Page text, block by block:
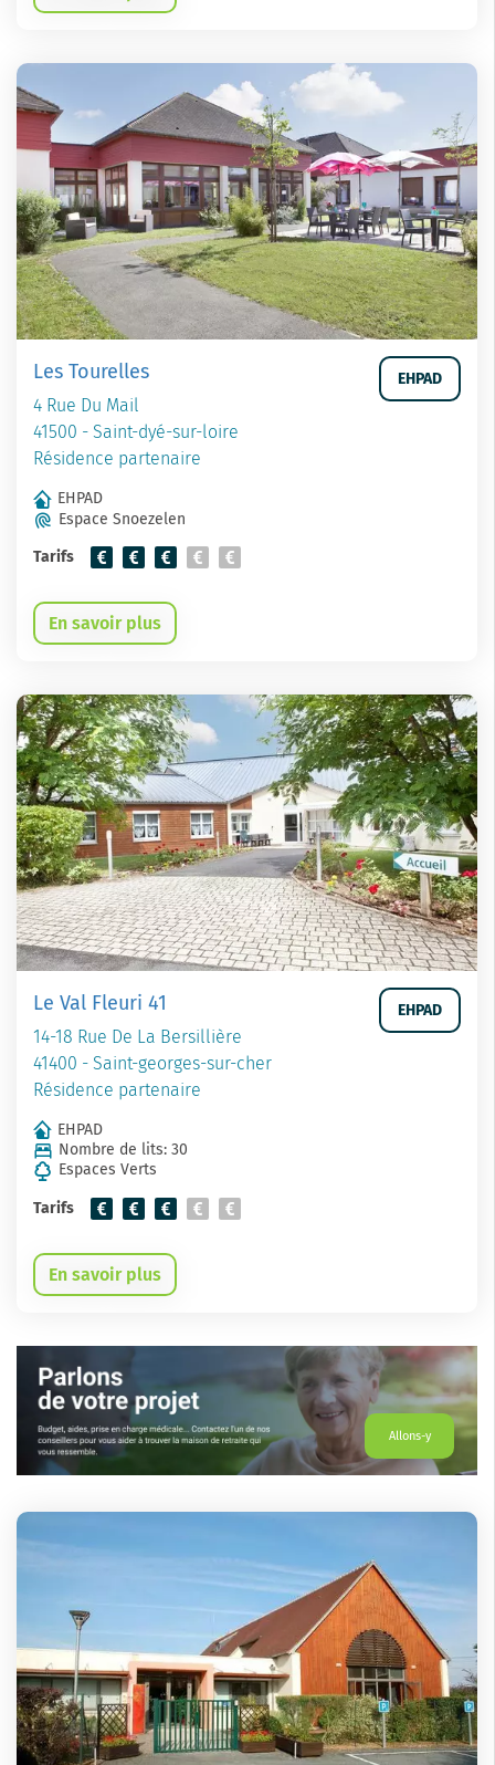
Les Tourelles
4 Rue Du Mail
41500 - Saint-dyé-sur-loire
Résidence partenaire
EHPAD
EHPAD
Espace Snoezelen
Tarifs
En savoir plus
Le Val Fleuri 41
14-18 Rue De La Bersillière
41400 - Saint-georges-sur-cher
Résidence partenaire
EHPAD
EHPAD
Nombre de lits: 30
Espaces Verts
Tarifs
En savoir plus
Allons-y